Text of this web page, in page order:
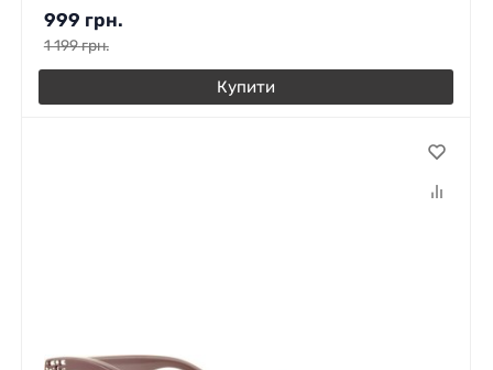
999 грн.
1 199грн.
Купити